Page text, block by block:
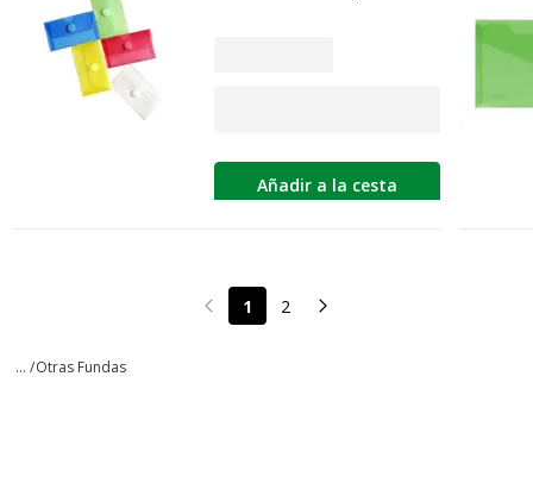
Añadir a la cesta
Page précédente
1 2 Page suivante
... /Otras Fundas